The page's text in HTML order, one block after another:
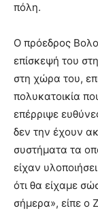
πόλη.
Ο πρόεδρος
επίσκεψή του
στη χώρα του,
πολυκατοικία
επέρριψε
δεν την έχουν
συστήματα τα
είχαν
ότι θα είχαμε
σήμερα», είπε ο